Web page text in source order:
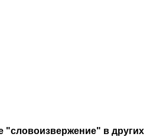
"словоизвержение" в других